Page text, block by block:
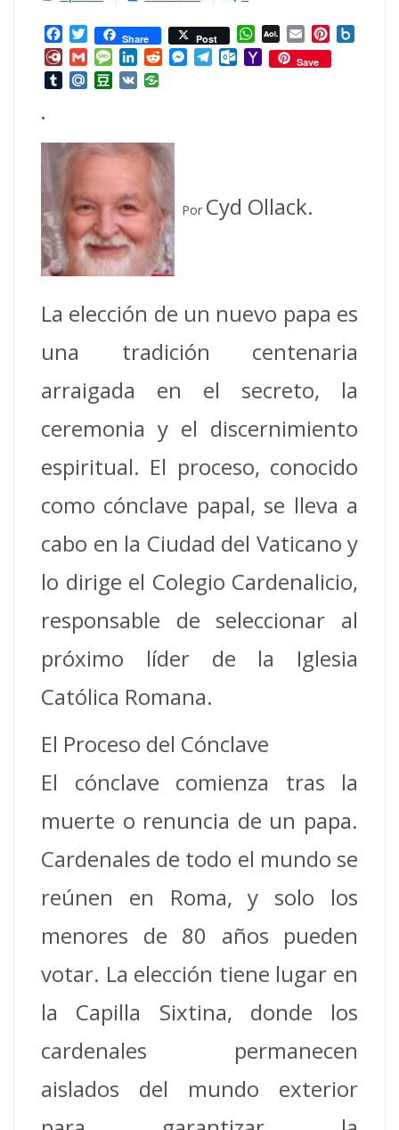
Facebook
TwitterShare Post WhatsApp
AOL
Mail
Email Pinterest
Diary.RuGmailMessage
LinkedInRedditMessenger
TelegramOutlook.com
YahooSave
TumblrMail.RuDouban
VK
•
Por Cyd Ollack.
La elección de un nuevo papa es
una tradición centenaria
arraigada en el secreto, la
ceremonia y el discernimiento
espiritual. El proceso, conocido
como cónclave papal, se lleva a
cabo en la Ciudad del Vaticano y
lo dirige el Colegio Cardenalicio,
responsable de seleccionar al
próximo líder de la Iglesia
Católica Romana.
El Proceso del Cónclave
El cónclave comienza tras la
muerte o renuncia de un papa.
Cardenales de todo el mundo se
reúnen en Roma, y ​​solo los
menores de 80 años pueden
votar. La elección tiene lugar en
la Capilla Sixtina, donde los
cardenales permanecen
aislados del mundo exterior